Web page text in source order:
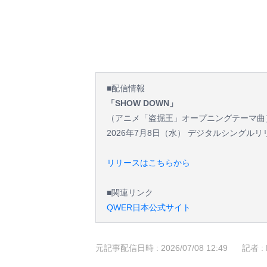
■配信情報
「SHOW DOWN」
（アニメ「盗掘王」オープニングテーマ曲
2026年7月8日（水） デジタルシングルリ
リリースはこちらから
■関連リンク
QWER日本公式サイト
元記事配信日時 : 2026/07/08 12:49 記者 :